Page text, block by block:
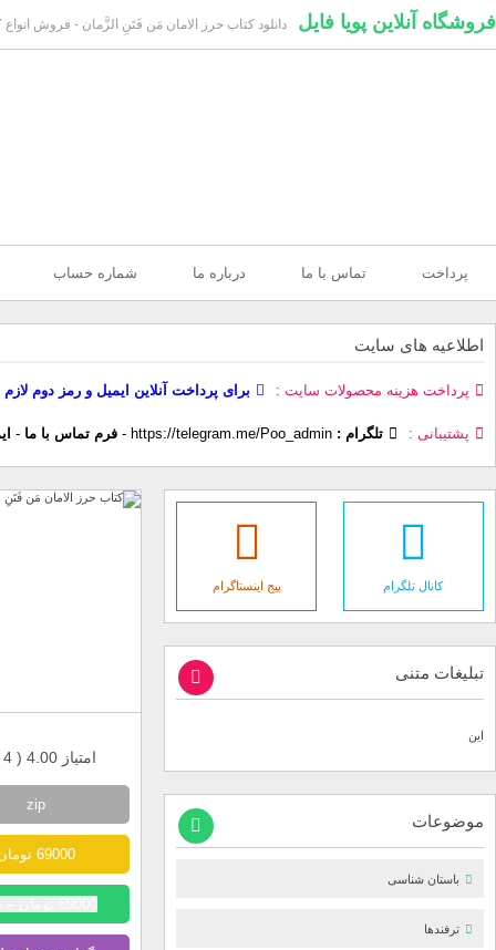
فروشگاه آنلاین پویا فایل دانلود کتاب حرز الامان مَن فَتَنِ الزَّمان - فروش انواع
پرداخت تماس با ما درباره ما شماره حساب
اطلاعیه های سایت
پرداخت هزینه محصولات سایت برای پرداخت آنلاین ایمیل و رمز دوم
پشتیبانی تلگرام : https://telegram.me/Poo_admin
- فرم تماس با ما -
امتیاز 4.00 ( 4
zip
69000 تومان
کانال تلگرام پیج اینستاگرام
تبلیغات متنی
این
موضوعات
باستان شناسی
ترفندها